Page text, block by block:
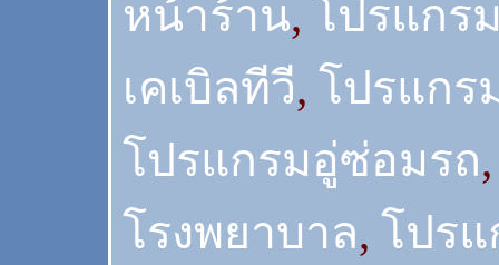
หน้าร้าน, โปรแกร
เคเบิลทีวี, โปรแกร
โปรแกรมอู่ซ่อมรถ
โรงพยาบาล, โปร